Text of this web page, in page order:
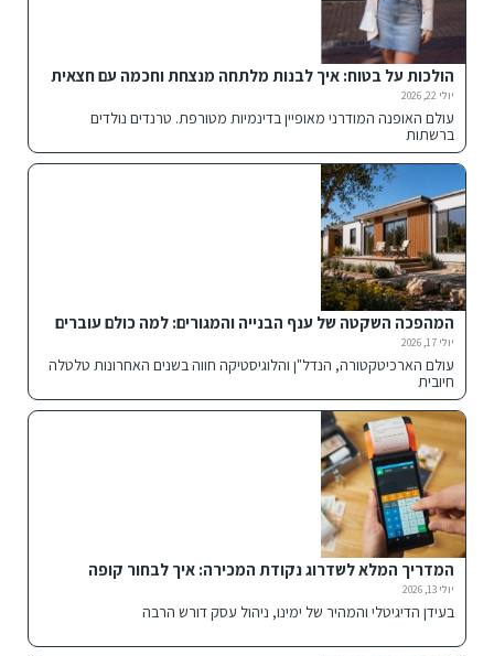
הולכות על בטוח: איך לבנות מלתחה מנצחת וחכמה עם חצאית
הדנים הנכונה
יולי 22, 2026
עולם האופנה המודרני מאופיין בדינמיות מטורפת. טרנדים נולדים
ברשתות
המהפכה השקטה של ענף הבנייה והמגורים: למה כולם עוברים
למבנים מתועשים ומכולות חכמות?
יולי 17, 2026
עולם הארכיטקטורה, הנדל"ן והלוגיסטיקה חווה בשנים האחרונות טלטלה
חיובית
המדריך המלא לשדרוג נקודת המכירה: איך לבחור קופה
רושמת חכמה לעסק שלך?
יולי 13, 2026
בעידן הדיגיטלי והמהיר של ימינו, ניהול עסק דורש הרבה